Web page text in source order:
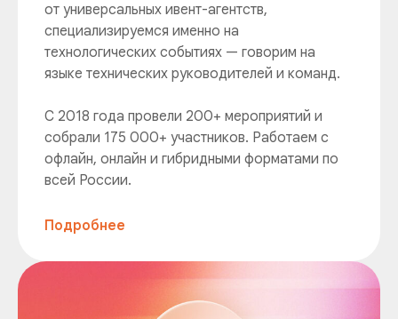
от универсальных ивент-агентств,
специализируемся именно на
технологических событиях — говорим на
языке технических руководителей и команд.
С 2018 года провели 200+ мероприятий и
собрали 175 000+ участников. Работаем с
офлайн, онлайн и гибридными форматами по
всей России.
Подробнее